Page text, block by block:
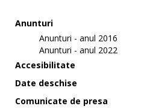
Anunturi
Anunturi - anul 2016
Anunturi - anul 2022
Accesibilitate
Date deschise
Comunicate de presa